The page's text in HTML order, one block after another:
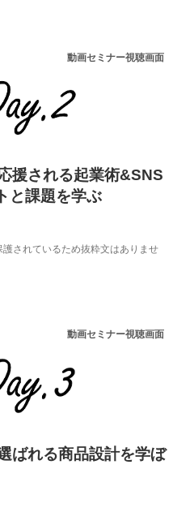
動画セミナー視聴画面
援される起業術&SNS
と課題を学ぶ
護されているため抜粋文はありませ
動画セミナー視聴画面
ばれる商品設計を学ぼ